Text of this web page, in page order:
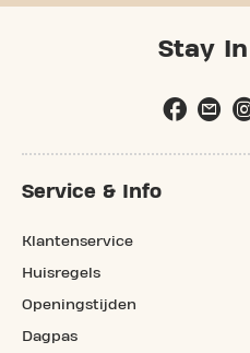
Stay
Service & Info
Klantenservice
Huisregels
Openingstijden
Dagpas